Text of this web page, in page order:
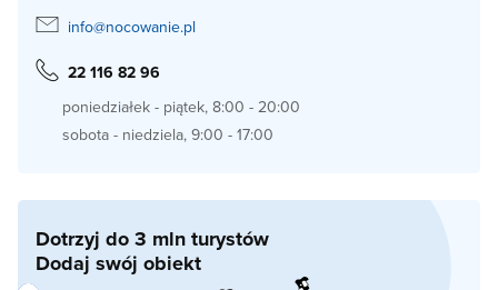
info@nocowanie.pl
22 116 82 96
poniedziałek - piątek, 8:00 - 20:00
sobota - niedziela, 9:00 - 17:00
Dotrzyj do 3 mln turystów
Dodaj swój obiekt